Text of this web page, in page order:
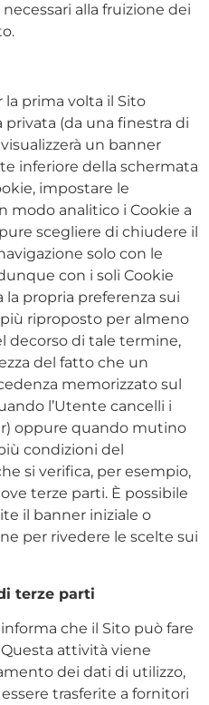
alla fruizione dei
la prima volta il Sito
(da una finestra di
un banner
inferiore della schermata
impostare le
modo analitico i Cookie a
scegliere di chiudere il
solo con le
con i soli Cookie
la propria preferenza sui
riproposto per almeno
decorso di tale termine,
del fatto che un
memorizzato sul
l’Utente cancelli i
oppure quando mutino
condizioni del
si verifica, per esempio,
terze parti. È possibile
il banner iniziale o
per rivedere le scelte sui
terze parti
che il Sito può fare
attività viene
dei dati di utilizzo,
trasferite a fornitori